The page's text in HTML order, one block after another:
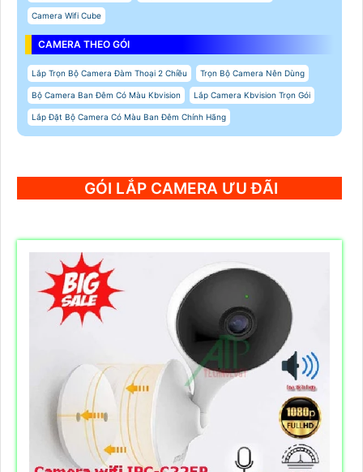
Camera Wifi Cube
CAMERA THEO GÓI
Lắp Trọn Bộ Camera Đàm Thoại 2 Chiều Trọn Bộ Camera Nên Dùng
Bộ Camera Ban Đêm Có Màu Kbvision Lắp Camera Kbvision Trọn Gói
Lắp Đặt Bộ Camera Có Màu Ban Đêm Chính Hãng
GÓI LẮP CAMERA ƯU ĐÃI